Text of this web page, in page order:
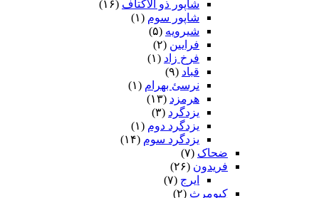
شاپور ذو الاکتاف (۱۶)
شاپور سوم‏ (۱)
شیرویه (۵)
فرایین (۲)
فرخ زاد (۱)
قباد (۹)
نرسئ بهرام‏ (۱)
هرمزد (۱۳)
یزدگرد (۳)
یزدگرد دوم (۱)
یزدگرد سوم (۱۴)
ضحاک (۷)
فریدون (۲۶)
ایرج (۷)
کیومرث (۲)